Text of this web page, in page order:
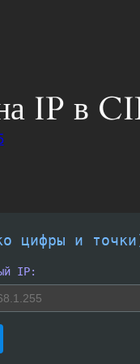
IP в
цифры и
IP: